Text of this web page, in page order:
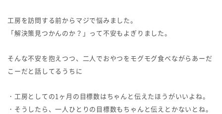
工房を訪問する前からマジで悩みました。
「解決策見つかんのか？」って不安もよぎりました。
そんな不安を抱えつつ、二人でおやつをモグモグ食べながらあーだ
こーだと話してるうちに
・工房としての1ヶ月の目標数はちゃんと伝えたほうがいいよね。
・そうしたら、一人ひとりの目標数もちゃんと伝えとかないとね。